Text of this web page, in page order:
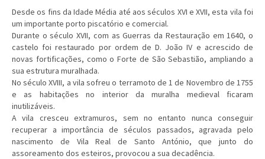
Desde os fins da Idade Média até aos séculos XVI e XVII, esta vila foi
um importante porto piscatório e comercial.
Durante o século XVII, com as Guerras da Restauração em 1640, o
castelo foi restaurado por ordem de D. João IV e acrescido de
novas fortificações, como o Forte de São Sebastião, ampliando a
sua estrutura muralhada.
No século XVIII, a vila sofreu o terramoto de 1 de Novembro de 1755
e as habitações no interior da muralha medieval ficaram
inutilizáveis.
A vila cresceu extramuros, sem no entanto nunca conseguir
recuperar a importância de séculos passados, agravada pelo
nascimento de Vila Real de Santo António, que junto do
assoreamento dos esteiros, provocou a sua decadência.